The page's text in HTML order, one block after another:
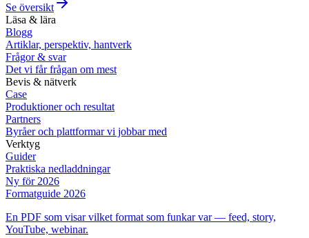
Se översikt
Läsa & lära
Blogg
Artiklar, perspektiv, hantverk
Frågor & svar
Det vi får frågan om mest
Bevis & nätverk
Case
Produktioner och resultat
Partners
Byråer och plattformar vi jobbar med
Verktyg
Guider
Praktiska nedladdningar
Ny för 2026
Formatguide 2026
En PDF som visar vilket format som funkar var — feed, story,
YouTube, webinar.